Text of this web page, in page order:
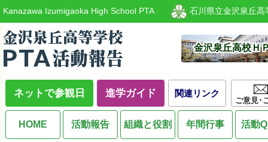
Kanazawa Izumigaoka High School PTA 石川県立金沢泉丘高
金沢泉丘高校Ｈ
ネットで参観日 進学ガイド 関連リンク
ご意見･
HOME 活動報告 組織と役割 年間行事 活動